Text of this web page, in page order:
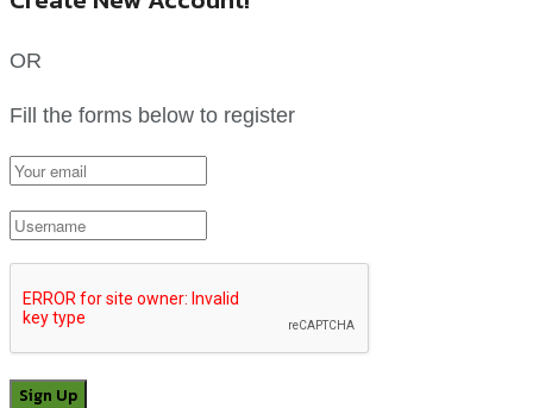
OR
Fill the forms below to register